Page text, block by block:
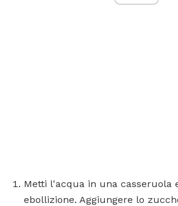
Metti l'acqua in una casseruola
ebollizione. Aggiungere lo